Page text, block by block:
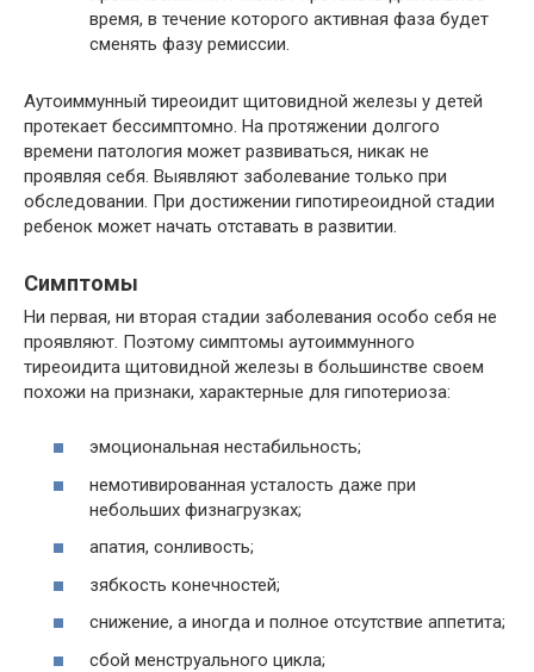
время, в течение которого активная фаза будет
сменять фазу ремиссии.
Аутоиммунный тиреоидит щитовидной железы у детей
протекает бессимптомно. На протяжении долгого
времени патология может развиваться, никак не
проявляя себя. Выявляют заболевание только при
обследовании. При достижении гипотиреоидной стадии
ребенок может начать отставать в развитии.
Симптомы
Ни первая, ни вторая стадии заболевания особо себя не
проявляют. Поэтому симптомы аутоиммунного
тиреоидита щитовидной железы в большинстве своем
похожи на признаки, характерные для гипотериоза:
эмоциональная нестабильность;
немотивированная усталость даже при
небольших физнагрузках;
апатия, сонливость;
зябкость конечностей;
снижение, а иногда и полное отсутствие аппетита;
сбой менструального цикла;